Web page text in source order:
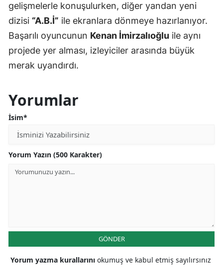
gelişmelerle konuşulurken, diğer yandan yeni
dizisi “A.B.İ” ile ekranlara dönmeye hazırlanıyor.
Başarılı oyuncunun Kenan İmirzalıoğlu ile aynı
projede yer alması, izleyiciler arasında büyük
merak uyandırdı.
Yorumlar
İsim*
Yorum Yazın (500 Karakter)
GÖNDER
Yorum yazma kurallarını okumuş ve kabul etmiş sayılırsınız